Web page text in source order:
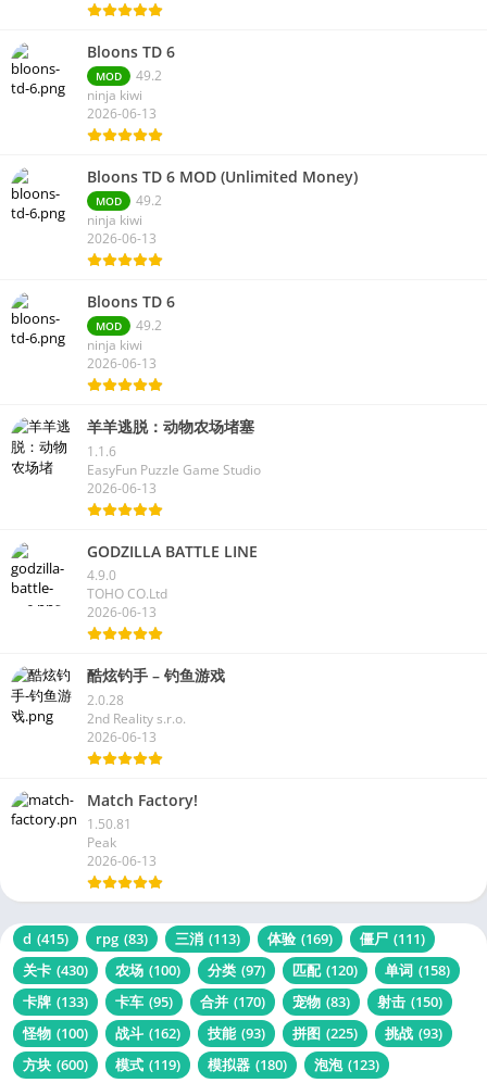
Bloons TD 6
MOD
49.2
ninja kiwi
2026-06-13
Bloons TD 6 MOD (Unlimited Money)
MOD
49.2
ninja kiwi
2026-06-13
Bloons TD 6
MOD
49.2
ninja kiwi
2026-06-13
羊羊逃脱：动物农场堵塞
1.1.6
EasyFun Puzzle Game Studio
2026-06-13
GODZILLA BATTLE LINE
4.9.0
TOHO CO.Ltd
2026-06-13
酷炫钓手 – 钓鱼游戏
2.0.28
2nd Reality s.r.o.
2026-06-13
Match Factory!
1.50.81
Peak
2026-06-13
d (415) rpg (83) 三消 (113) 体验 (169) 僵尸 (111)
关卡 (430) 农场 (100) 分类 (97) 匹配 (120) 单词 (158)
卡牌 (133) 卡车 (95) 合并 (170) 宠物 (83) 射击 (150)
怪物 (100) 战斗 (162) 技能 (93) 拼图 (225) 挑战 (93)
方块 (600) 模式 (119) 模拟器 (180) 泡泡 (123)